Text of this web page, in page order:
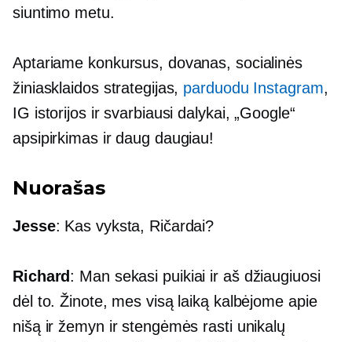
siuntimo metu.
Aptariame konkursus, dovanas, socialinės
žiniasklaidos strategijas, parduodu Instagram,
IG istorijos ir svarbiausi dalykai, „Google“
apsipirkimas ir daug daugiau!
Nuorašas
Jesse: Kas vyksta, Ričardai?
Richard: Man sekasi puikiai ir aš džiaugiuosi
dėl to. Žinote, mes visą laiką kalbėjome apie
nišą ir žemyn ir stengėmės rasti unikalų